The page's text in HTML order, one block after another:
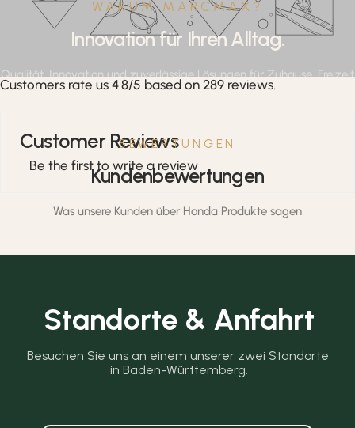
WARUM MARCMAX?
Innovation für Ihren Alltag.
Qualität, Innovation und zuverlässige Lösungen für Zuhause, Freizeit
und professionelle Anwendungen.
BEWERTUNGEN
Kundenbewertungen
Was unsere Kunden über Honda Produkte sagen
Customers rate us 4.8/5 based on 289 reviews.
Customer Reviews
Be the first to write a review
Standorte & Anfahrt
Besuchen Sie uns an einem unserer zwei Standorte
in Baden-Württemberg.